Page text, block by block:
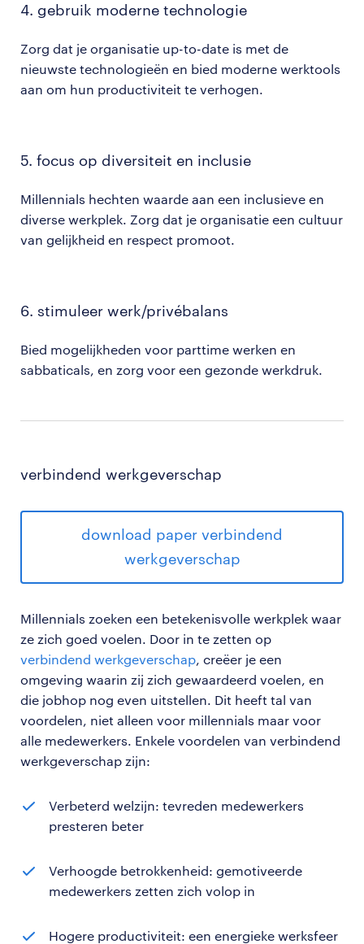
4. gebruik moderne technologie
Zorg dat je organisatie up-to-date is met de
nieuwste technologieën en bied moderne werktools
aan om hun productiviteit te verhogen.
5. focus op diversiteit en inclusie
Millennials hechten waarde aan een inclusieve en
diverse werkplek. Zorg dat je organisatie een cultuur
van gelijkheid en respect promoot​.
6. stimuleer werk/privébalans
Bied mogelijkheden voor parttime werken en
sabbaticals, en zorg voor een gezonde werkdruk.
verbindend werkgeverschap
download paper verbindend
werkgeverschap
Millennials zoeken een betekenisvolle werkplek waar
ze zich goed voelen. Door in te zetten op
verbindend werkgeverschap, creëer je een
omgeving waarin zij zich gewaardeerd voelen, en
die jobhop nog even uitstellen. Dit heeft tal van
voordelen, niet alleen voor millennials maar voor
alle medewerkers. Enkele voordelen van verbindend
werkgeverschap zijn:
Verbeterd welzijn: tevreden medewerkers
presteren beter
Verhoogde betrokkenheid: gemotiveerde
medewerkers zetten zich volop in
Hogere productiviteit: een energieke werksfeer